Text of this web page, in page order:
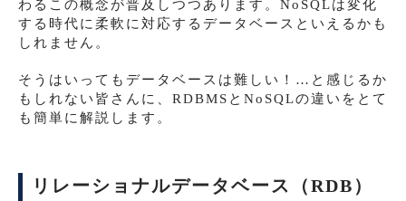
わるこの概念が普及しつつあります。NoSQLは変化
する時代に柔軟に対応するデータベースといえるかも
しれません。
そうはいってもデータベースは難しい！…と感じるか
もしれない皆さんに、RDBMSとNoSQLの違いをとて
も簡単に解説します。
リレーショナルデータベース（RDB）